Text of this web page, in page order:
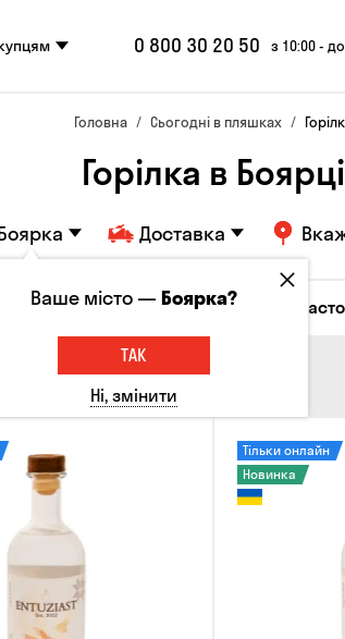
0 800 30 20 50 з 10:00 -
Головна Сьогодні в пляшках
Горілка в Боярці
Доставка
Горілка Соджу Лікери та
Тільки онлайн
Новинка
Ваше місто —Боярка?
ТАК
Ні, змінити